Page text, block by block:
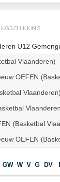
U12
Vlaanderen)
OEFEN
Vlaanderen)
(Basketbal
OEFEN
GW W V G DV